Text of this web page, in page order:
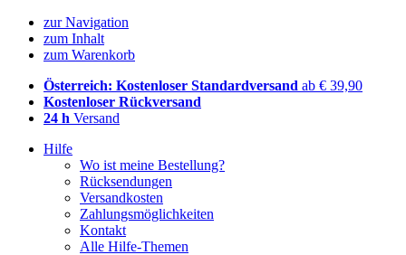
zur Navigation
zum Inhalt
zum Warenkorb
Österreich: Kostenloser Standardversand ab € 39,90
Kostenloser Rückversand
24 h Versand
Hilfe
Wo ist meine Bestellung?
Rücksendungen
Versandkosten
Zahlungsmöglichkeiten
Kontakt
Alle Hilfe-Themen